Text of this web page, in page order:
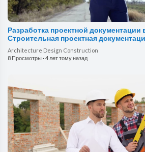
Разработка проектной документации
Строительная проектная
Architecture Design Construction
8 Просмотры·4 лет тому назад